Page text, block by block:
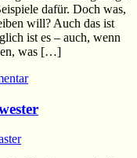
dafür. Doch was,
will? Auch das ist
ist es – auch, wenn
was […]